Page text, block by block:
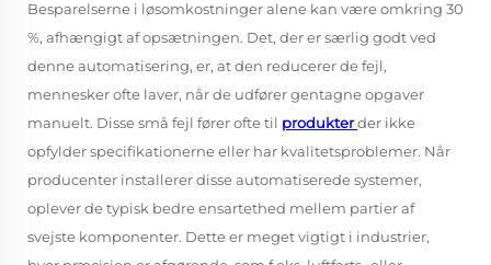
Besparelserne i løsomkostninger alene kan være omkring 30
%, afhængigt af opsætningen. Det, der er særlig godt ved
denne automatisering, er, at den reducerer de fejl,
mennesker ofte laver, når de udfører gentagne opgaver
manuelt. Disse små fejl fører ofte til produkterder ikke
opfylder specifikationerne eller har kvalitetsproblemer. Når
producenter installerer disse automatiserede systemer,
oplever de typisk bedre ensartethed mellem partier af
svejste komponenter. Dette er meget vigtigt i industrier,